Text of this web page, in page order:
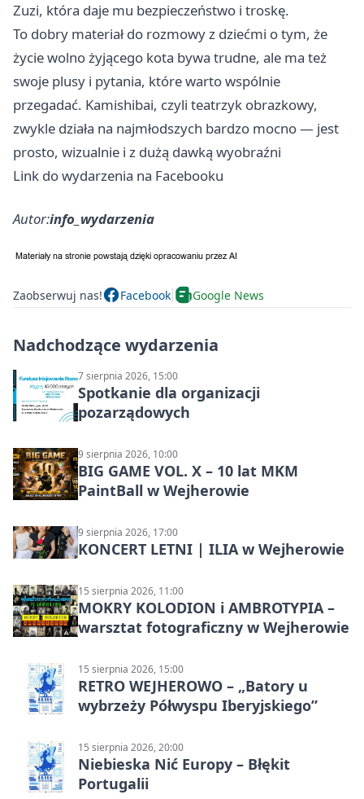
Zuzi, która daje mu bezpieczeństwo i troskę.
To dobry materiał do rozmowy z dziećmi o tym, że
życie wolno żyjącego kota bywa trudne, ale ma też
swoje plusy i pytania, które warto wspólnie
przegadać. Kamishibai, czyli teatrzyk obrazkowy,
zwykle działa na najmłodszych bardzo mocno — jest
prosto, wizualnie i z dużą dawką wyobraźni
Link do wydarzenia na Facebooku
Autor:info_wydarzenia
Zaobserwuj nas! Facebook Google News
Nadchodzące wydarzenia
7 sierpnia 2026, 15:00
Spotkanie dla organizacji
pozarządowych
9 sierpnia 2026, 10:00
BIG GAME VOL. X – 10 lat MKM
PaintBall w Wejherowie
9 sierpnia 2026, 17:00
KONCERT LETNI | ILIA w Wejherowie
15 sierpnia 2026, 11:00
MOKRY KOLODION i AMBROTYPIA –
warsztat fotograficzny w Wejherowie
15 sierpnia 2026, 15:00
RETRO WEJHEROWO – „Batory u
wybrzeży Półwyspu Iberyjskiego”
15 sierpnia 2026, 20:00
Niebieska Nić Europy – Błękit
Portugalii